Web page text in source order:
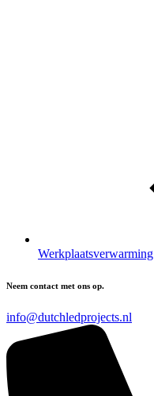
Werkplaatsverwarming
Neem contact met ons op.
info@dutchledprojects.nl